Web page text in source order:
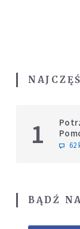
1 62
BĄDŹ